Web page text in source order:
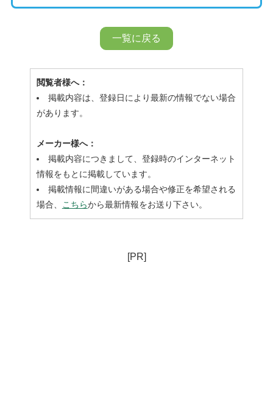
一覧に戻る
閲覧者様へ：
掲載内容は、登録日により最新の情報でない場合
があります。
メーカー様へ：
掲載内容につきまして、登録時のインターネット
情報をもとに掲載しています。
掲載情報に間違いがある場合や修正を希望される
場合、
こちらから最新情報をお送り下さい。
[PR]